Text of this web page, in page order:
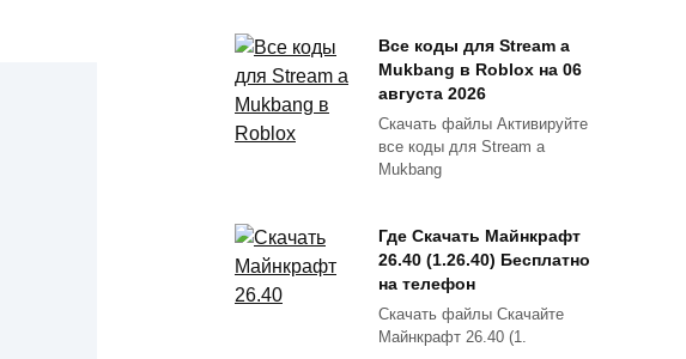
Все коды для Stream a
Mukbang в Roblox на 06
августа 2026
Скачать файлы Активируйте
все коды для Stream a
Mukbang
Где Скачать Майнкрафт
26.40 (1.26.40) Бесплатно
на телефон
Скачать файлы Скачайте
Майнкрафт 26.40 (1.